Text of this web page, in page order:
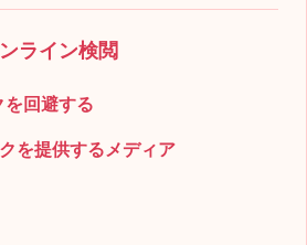
ライン検閲
を回避する
を提供するメディア